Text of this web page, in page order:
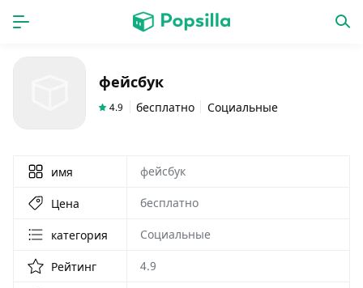
фейсбук
4.9 бесплатно Социальные
имя фейсбук
Цена бесплатно
категория Социальные
Рейтинг 4.9